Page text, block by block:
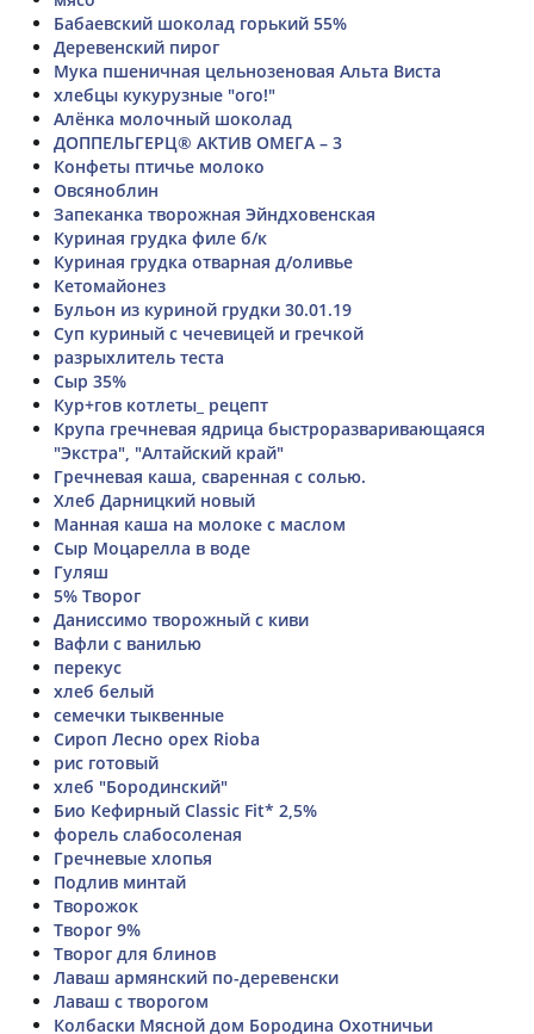
Бабаевский шоколад горький 55%
Деревенский пирог
Мука пшеничная цельнозеновая Альта Виста
хлебцы кукурузные "ого!"
Алёнка молочный шоколад
ДОППЕЛЬГЕРЦ® АКТИВ ОМЕГА – 3
Конфеты птичье молоко
Овсяноблин
Запеканка творожная Эйндховенская
Куриная грудка филе б/к
Куриная грудка отварная д/оливье
Кетомайонез
Бульон из куриной грудки 30.01.19
Суп куриный с чечевицей и гречкой
разрыхлитель теста
Сыр 35%
Кур+гов котлеты_ рецепт
Крупа гречневая ядрица быстроразваривающаяся
"Экстра", "Алтайский край"
Гречневая каша, сваренная с солью.
Хлеб Дарницкий новый
Манная каша на молоке с маслом
Сыр Моцарелла в воде
Гуляш
5% Творог
Даниссимо творожный с киви
Вафли с ванилью
перекус
хлеб белый
семечки тыквенные
Сироп Лесно орех Rioba
рис готовый
хлеб "Бородинский"
Био Кефирный Classic Fit* 2,5%
форель слабосоленая
Гречневые хлопья
Подлив минтай
Творожок
Творог 9%
Творог для блинов
Лаваш армянский по-деревенски
Лаваш с творогом
Колбаски Мясной дом Бородина Охотничьи